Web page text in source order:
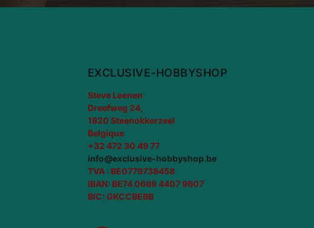
EXCLUSIVE-HOBBYSHOP
Steve Leenen
Dreefweg 24,
1820 Steenokkerzeel
Belgique
+32 472 30 49 77
info@exclusive-hobbyshop.be
TVA : BE0779738458
IBAN: BE74 0689 4407 9607
BIC: GKCCBEBB